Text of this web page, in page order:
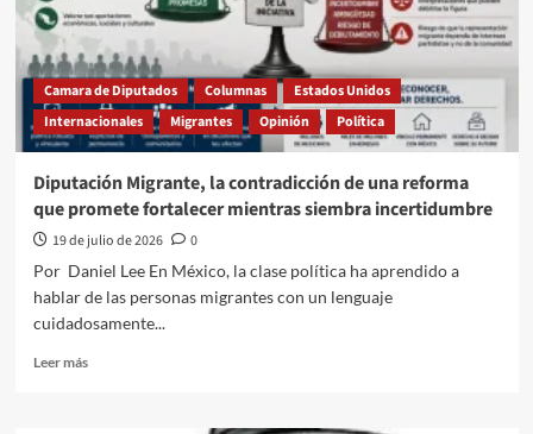
custodia
lo
es
Camara de Diputados Columnas
Estados Unidos
Internacionales
Migrantes Opinión Política
Diputación Migrante, la contradicción de una reforma
que promete fortalecer mientras siembra incertidumbre
19 de julio de 2026
0
Por Daniel Lee En México, la clase política ha aprendido a
hablar de las personas migrantes con un lenguaje
cuidadosamente...
Leer másLeer